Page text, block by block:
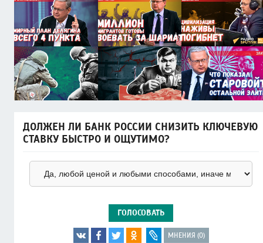
ДОЛЖЕН ЛИ БАНК РОССИИ СНИЗИТЬ КЛЮЧЕВУЮ
СТАВКУ БЫСТРО И ОЩУТИМО?
ГОЛОСОВАТЬ
МНЕНИЯ (0)